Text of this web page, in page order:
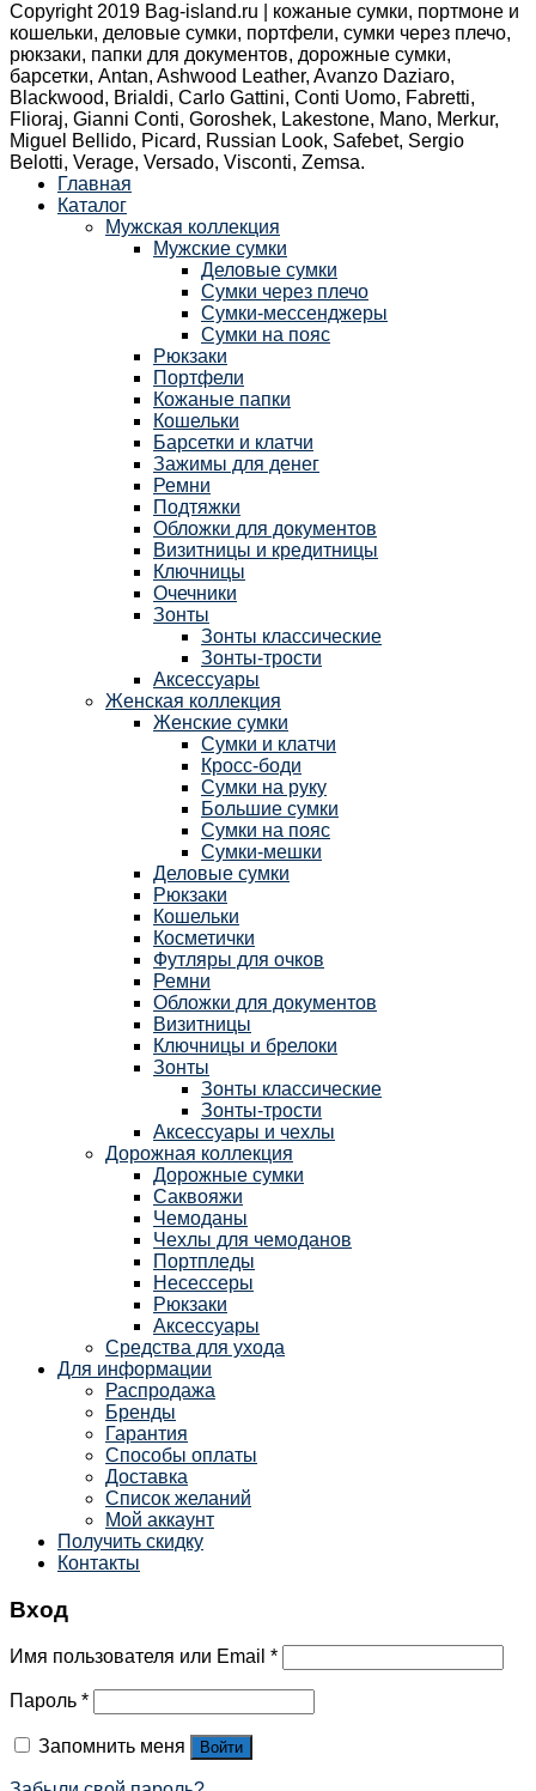
Copyright 2019 Bag-island.ru | кожаные сумки, портмоне и
кошельки, деловые сумки, портфели, сумки через плечо,
рюкзаки, папки для документов, дорожные сумки,
барсетки, Antan, Ashwood Leather, Avanzo Daziaro,
Blackwood, Brialdi, Carlo Gattini, Conti Uomo, Fabretti,
Flioraj, Gianni Conti, Goroshek, Lakestone, Mano, Merkur,
Miguel Bellido, Picard, Russian Look, Safebet, Sergio
Belotti, Verage, Versado, Visconti, Zemsa.
Главная
Каталог
Мужская коллекция
Мужские сумки
Деловые сумки
Сумки через плечо
Сумки-мессенджеры
Сумки на пояс
Рюкзаки
Портфели
Кожаные папки
Кошельки
Барсетки и клатчи
Зажимы для денег
Ремни
Подтяжки
Обложки для документов
Визитницы и кредитницы
Ключницы
Очечники
Зонты
Зонты классические
Зонты-трости
Аксессуары
Женская коллекция
Женские сумки
Сумки и клатчи
Кросс-боди
Сумки на руку
Большие сумки
Сумки на пояс
Сумки-мешки
Деловые сумки
Рюкзаки
Кошельки
Косметички
Футляры для очков
Ремни
Обложки для документов
Визитницы
Ключницы и брелоки
Зонты
Зонты классические
Зонты-трости
Аксессуары и чехлы
Дорожная коллекция
Дорожные сумки
Саквояжи
Чемоданы
Чехлы для чемоданов
Портпледы
Несессеры
Рюкзаки
Аксессуары
Средства для ухода
Для информации
Распродажа
Бренды
Гарантия
Способы оплаты
Доставка
Список желаний
Мой аккаунт
Получить скидку
Контакты
Вход
Имя пользователя или Email *
Пароль *
Запомнить меня Войти